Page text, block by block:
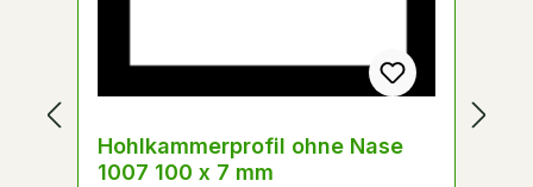
Hohlkammerprofil ohne Nase
1007 100 x 7 mm